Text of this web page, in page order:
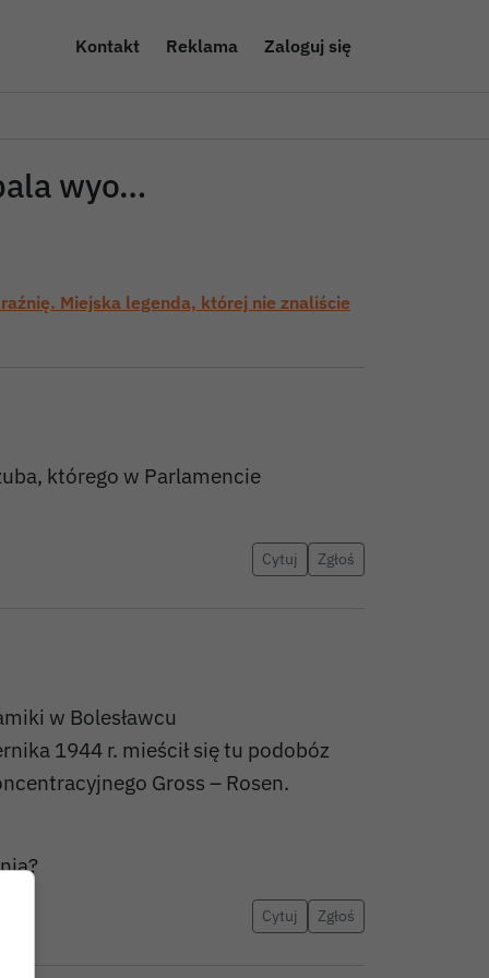
Kontakt Reklama Zaloguj się
wyo…
Miejska legenda, której nie znaliście
którego w Parlamencie
Cytuj Zgłoś
w Bolesławcu
1944 r. mieścił się tu podobóz
Gross – Rosen.
Cytuj Zgłoś